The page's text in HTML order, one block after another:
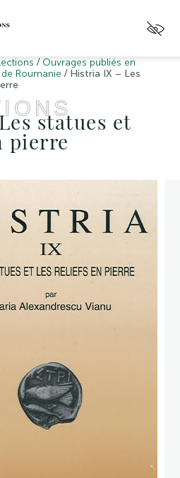
/ Ouvrages publiés en
Roumanie / Histria IX – Les
statues et
pierre